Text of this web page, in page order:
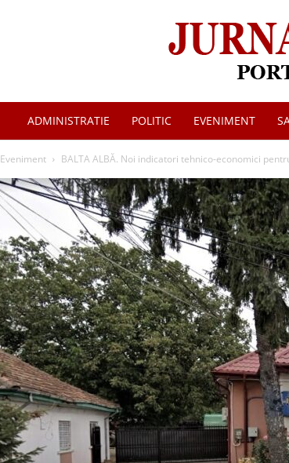
ADMINISTRATIE POLITIC EVENIMENT
Eveniment BALTA ALBĂ. Noi indicatori tehnico-economici